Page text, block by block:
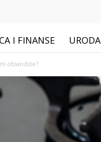
I FINANSE URODA
obwodzie?